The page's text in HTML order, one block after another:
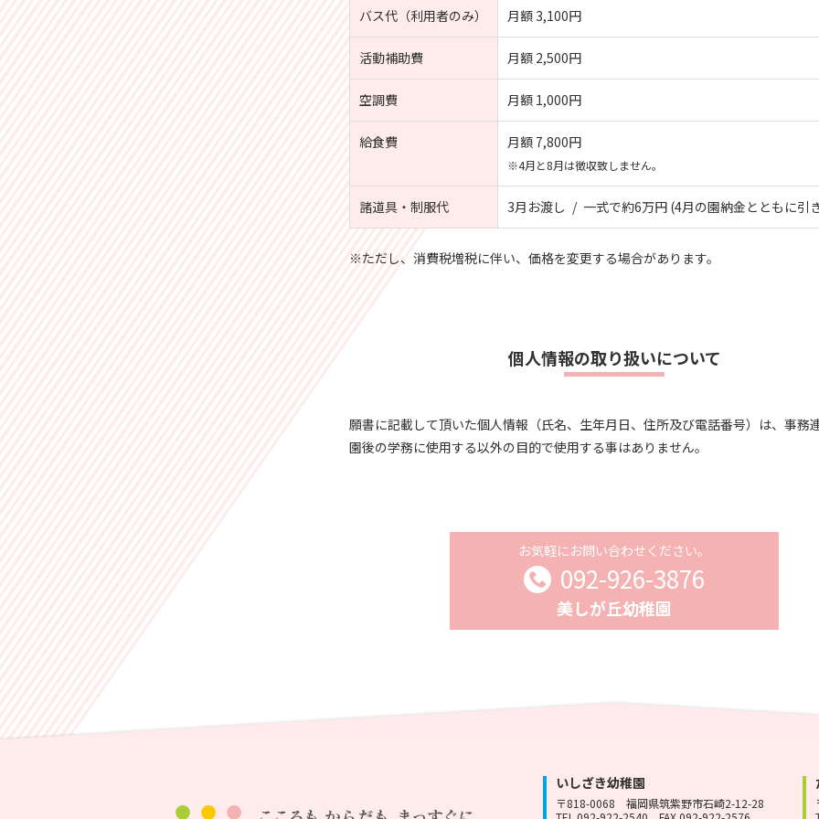
バス代 （利用者のみ） 月額 3,100円
活動補助費 月額 2,500円
空調費 月額 1,000円
給食費 月額 7,800円
※4月と8月は徴収致しません。
諸道具・ 制服代 3月お渡し / 一式で約6万円 (4月の園納金とともに引
※ただし、消費税増税に伴い、価格を変更する場合があります。
個人情報の取り扱いについて
願書に記載して頂いた個人情報（氏名、生年月日、住所及び電話番号）は、事務
園後の学務に使用する以外の目的で使用する事はありません。
お気軽にお問い合わせください。
092-926-3876
美しが丘幼稚園
いしざき幼稚園
〒818-0068 福岡県筑紫野市石崎2-12-28